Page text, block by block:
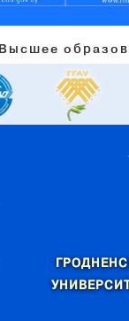
Высшее